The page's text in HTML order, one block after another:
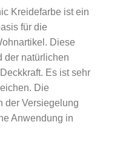
Kreidefarbe ist ein
für die
Diese
der natürlichen
Es ist sehr
Die
der Versiegelung
Anwendung in